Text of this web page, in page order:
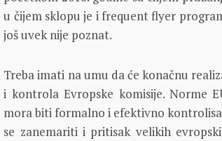
u čijem sklopu je i frequent flyer
još uvek nije poznat.
Treba imati na umu da će konačnu
i kontrola Evropske komisije. Norme
mora biti formalno i efektivno
se zanemariti i pritisak velikih